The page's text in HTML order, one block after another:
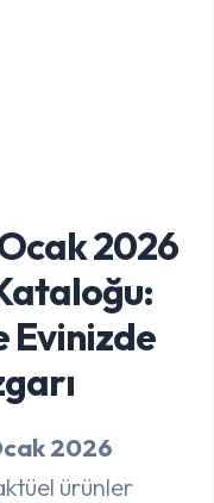
2026
Evinizde
2026
ürünler